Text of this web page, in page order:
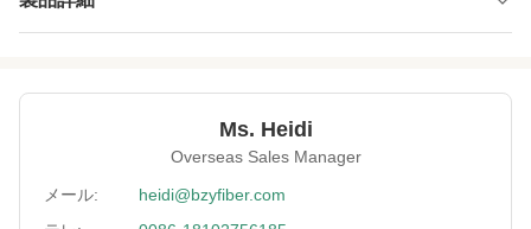
Specification: 90D*102MM
Color: 白
Ms. Heidi
Overseas Sales Manager
メール:
heidi@bzyfiber.com